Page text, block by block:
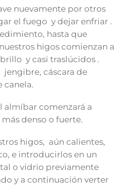
nuevamente por otros
el fuego y dejar enfriar .
hasta que
higos comienzan a
y casi traslúcidos .
jengibre, cáscara de
canela.
almíbar comenzará a
denso o fuerte.
higos, aún calientes,
e introducirlos en un
o vidrio previamente
y a continuación verter